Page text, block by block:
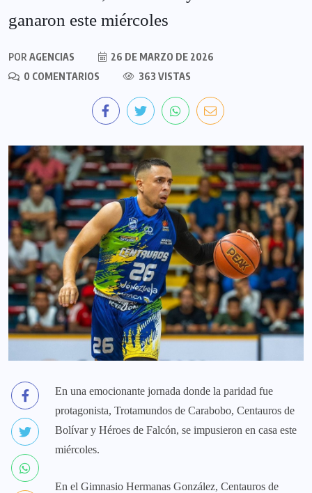
ganaron este miércoles
POR AGENCIAS
26 DE MARZO DE 2026
0 COMENTARIOS
363 VISTAS
En una emocionante jornada donde la paridad fue
protagonista, Trotamundos de Carabobo, Centauros de
Bolívar y Héroes de Falcón, se impusieron en casa este
miércoles.
En el Gimnasio Hermanas González, Centauros de